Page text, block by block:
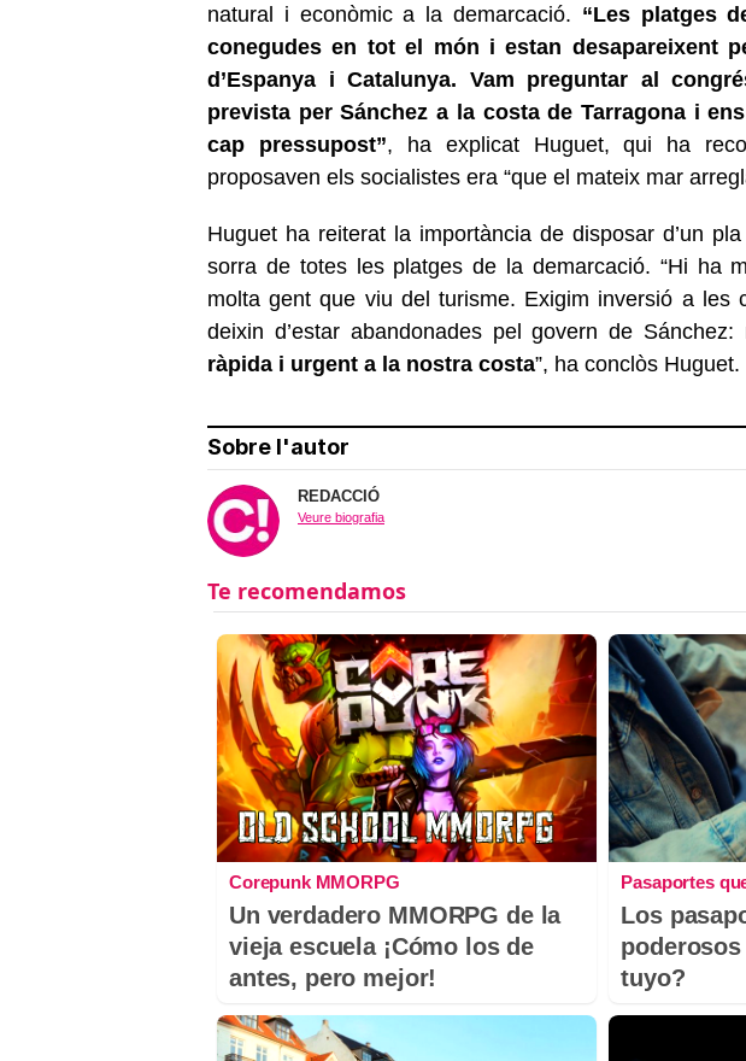
natural i econòmic a la demarcació. “Les platges
conegudes en tot el món i estan desapareixent
d’Espanya i Catalunya. Vam preguntar al
prevista per Sánchez a la costa de Tarragona i
cap pressupost”, ha explicat Huguet, qui ha
proposaven els socialistes era “que el mateix mar
Huguet ha reiterat la importància de disposar d’un
sorra de totes les platges de la demarcació. “Hi ha
molta gent que viu del turisme. Exigim inversió a les
deixin d’estar abandonades pel govern de Sánchez:
ràpida i urgent a la nostra costa”, ha conclòs Huguet.
Sobre l'autor
REDACCIÓ
Veure biografia
Corepunk MMORPG
Un verdadero MMORPG de la
vieja escuela ¡Cómo los de
antes, pero mejor!
Pasaportes
Los
poderosos
tuyo?